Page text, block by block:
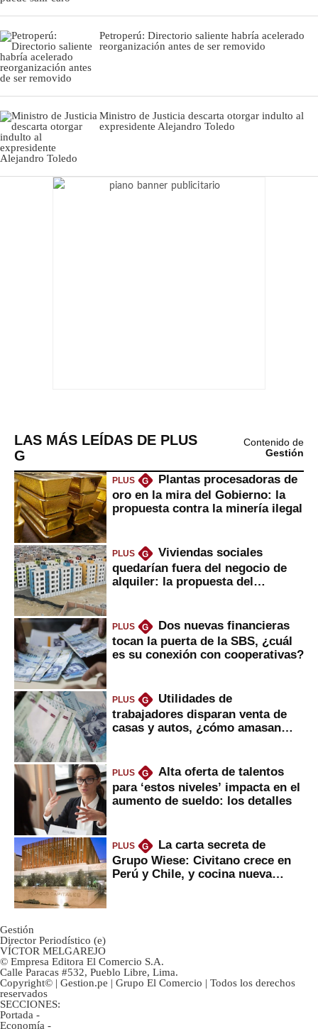
Petroperú: Directorio saliente habría acelerado
reorganización antes de ser removido
Ministro de Justicia descarta otorgar indulto al
expresidente Alejandro Toledo
LAS MÁS LEÍDAS DE PLUS
G
Contenido de
Gestión
PLUS G
Plantas procesadoras de
oro en la mira del Gobierno: la
propuesta contra la minería ilegal
PLUS G
Viviendas sociales
quedarían fuera del negocio de
alquiler: la propuesta del
PLUS G
Dos nuevas financieras
tocan la puerta de la SBS, ¿cuál
es su conexión con cooperativas?
PLUS G
Utilidades de
trabajadores disparan venta de
casas y autos, ¿cómo amasan
PLUS G
Alta oferta de talentos
para ‘estos niveles’ impacta en el
aumento de sueldo: los detalles
PLUS G
La carta secreta de
Grupo Wiese: Civitano crece en
Perú y Chile, y cocina nueva
Gestión
Director Periodístico (e)
VÍCTOR MELGAREJO
© Empresa Editora El Comercio S.A.
Calle Paracas #532, Pueblo Libre, Lima.
Copyright© | Gestion.pe | Grupo El Comercio | Todos los derechos
reservados
SECCIONES:
Portada -
Economía -